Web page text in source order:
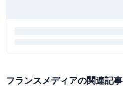
フランスメディアの関連記事